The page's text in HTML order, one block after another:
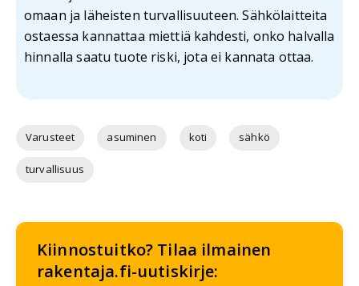
omaan ja läheisten turvallisuuteen. Sähkölaitteita
ostaessa kannattaa miettiä kahdesti, onko halvalla
hinnalla saatu tuote riski, jota ei kannata ottaa.
Varusteet asuminen koti sähkö
turvallisuus
Kiinnostuitko? Tilaa ilmainen
rakentaja.fi-uutiskirje: